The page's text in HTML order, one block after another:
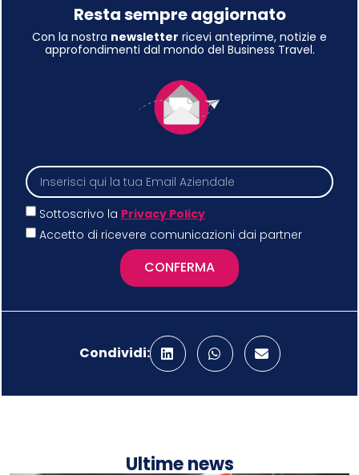
Resta sempre aggiornato
Con la nostra newsletter ricevi anteprime, notizie e
approfondimenti dal mondo del Business Travel.
Sottoscrivo la Privacy Policy
Accetto di ricevere comunicazioni dai partner
CONFERMA
Condividi:
Ultime news